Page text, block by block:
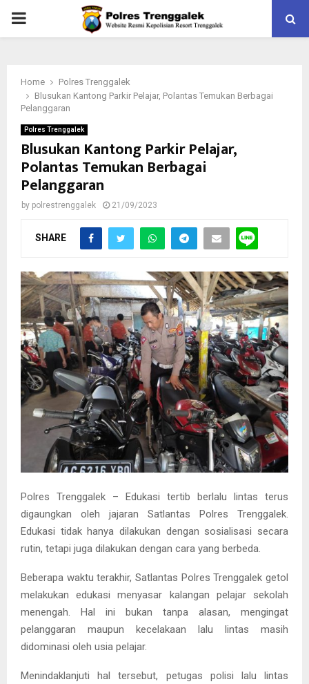
PRIMARY
Home
Polres Trenggalek
Blusukan Kantong Parkir Pelajar, Polantas Temukan Berbagai
Pelanggaran
Polres Trenggalek
Blusukan Kantong Parkir Pelajar,
Polantas Temukan Berbagai
Pelanggaran
by polrestrenggalek 21/09/2023
SHARE
Polres Trenggalek – Edukasi tertib berlalu lintas terus
digaungkan oleh jajaran Satlantas Polres Trenggalek.
Edukasi tidak hanya dilakukan dengan sosialisasi secara
rutin, tetapi juga dilakukan dengan cara yang berbeda.
Beberapa waktu terakhir, Satlantas Polres Trenggalek getol
melakukan edukasi menyasar kalangan pelajar sekolah
menengah. Hal ini bukan tanpa alasan, mengingat
pelanggaran maupun kecelakaan lalu lintas masih
didominasi oleh usia pelajar.
Menindaklanjuti hal tersebut, petugas polisi lalu lintas